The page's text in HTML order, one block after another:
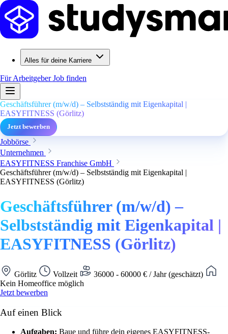
Alles für deine Karriere
Für ArbeitgeberJob finden
Geschäftsführer (m/w/d) – Selbstständig mit Eigenkapital |
EASYFITNESS (Görlitz)
Jetzt bewerben
Jobbörse
Unternehmen
EASYFITNESS Franchise GmbH
Geschäftsführer (m/w/d) – Selbstständig mit Eigenkapital |
EASYFITNESS (Görlitz)
Geschäftsführer (m/w/d) –
Selbstständig mit Eigenkapital |
EASYFITNESS (Görlitz)
Görlitz Vollzeit
36000 - 60000 € / Jahr (geschätzt)
Kein Homeoffice möglich
Jetzt bewerben
Auf einen Blick
Aufgaben: Baue und führe dein eigenes EASYFITNESS-